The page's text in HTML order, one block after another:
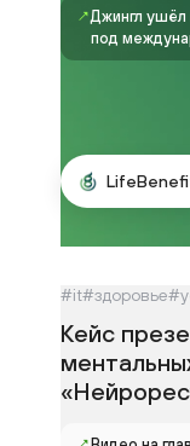
↗Джингл ушёл
под
#it#здоровье
Кейс